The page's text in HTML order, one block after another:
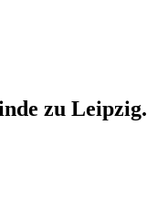
zu Leipzig.